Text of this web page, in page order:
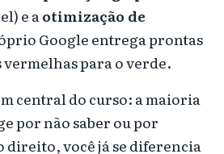
e a otimização de
Google entrega prontas
para o verde.
central do curso: a maioria
por não saber ou por
direito, você já se diferencia